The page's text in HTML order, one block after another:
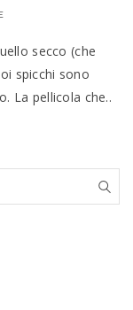
secco (che
spicchi sono
La pellicola che..